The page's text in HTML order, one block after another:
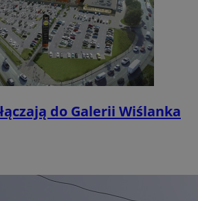
do Galerii Wiślanka